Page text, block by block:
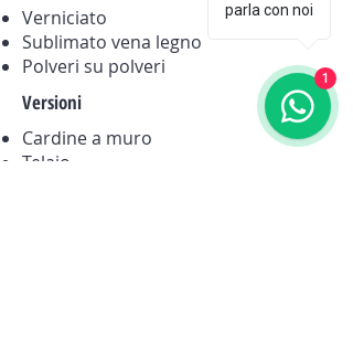
Verniciato
Sublimato vena legno
Polveri su polveri
Versioni
Cardine a muro
Telaio
parla con noi
1